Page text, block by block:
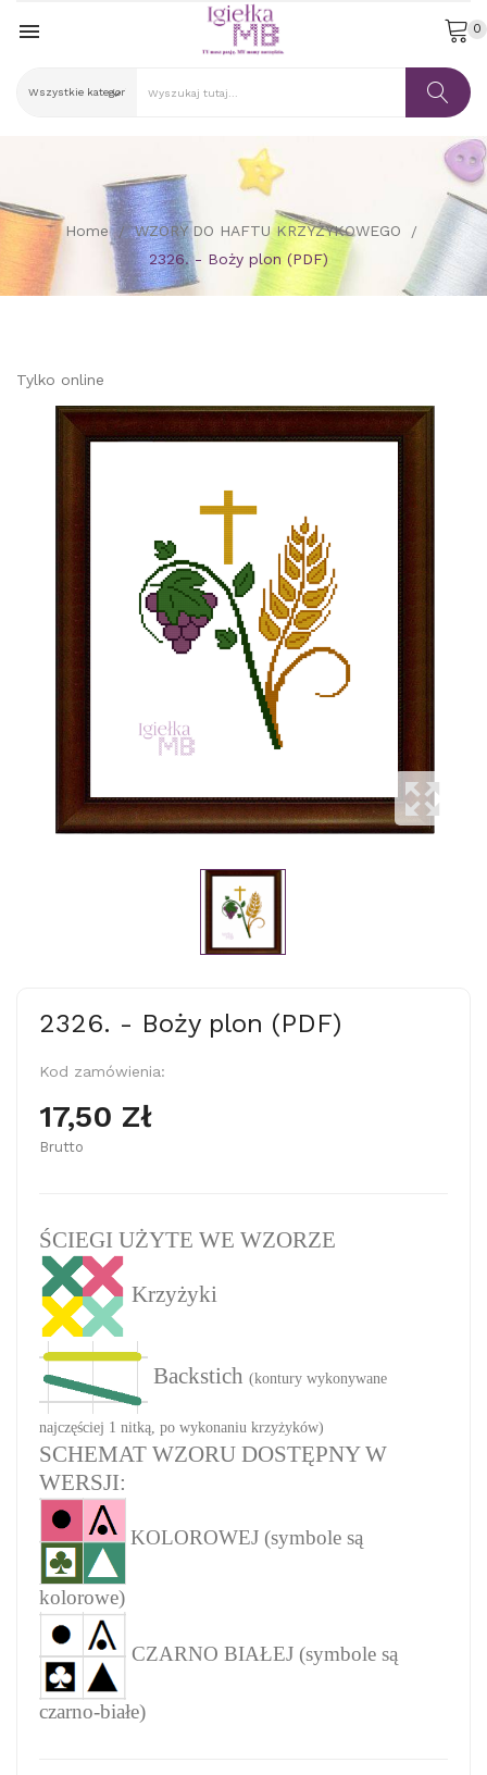
 0
Home
WZORY DO HAFTU KRZYŻYKOWEGO
2326. - Boży plon (PDF)
Tylko online
2326. - Boży plon (PDF)
Kod zamówienia:
17,50 Zł
Brutto
ŚCIEGI UŻYTE WE WZORZE
Krzyżyki
Backstich (kontury wykonywane
najczęściej 1 nitką, po wykonaniu krzyżyków)
SCHEMAT WZORU DOSTĘPNY W
WERSJI:
KOLOROWEJ (symbole są
kolorowe)
CZARNO BIAŁEJ (symbole są
czarno-białe)